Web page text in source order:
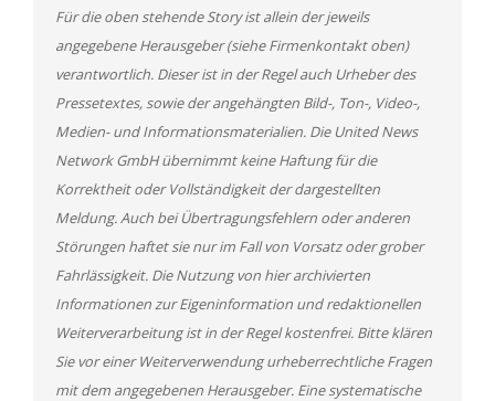
Für die oben stehende Story ist allein der jeweils
angegebene Herausgeber (siehe Firmenkontakt oben)
verantwortlich. Dieser ist in der Regel auch Urheber des
Pressetextes, sowie der angehängten Bild-, Ton-, Video-,
Medien- und Informationsmaterialien. Die United News
Network GmbH übernimmt keine Haftung für die
Korrektheit oder Vollständigkeit der dargestellten
Meldung. Auch bei Übertragungsfehlern oder anderen
Störungen haftet sie nur im Fall von Vorsatz oder grober
Fahrlässigkeit. Die Nutzung von hier archivierten
Informationen zur Eigeninformation und redaktionellen
Weiterverarbeitung ist in der Regel kostenfrei. Bitte klären
Sie vor einer Weiterverwendung urheberrechtliche Fragen
mit dem angegebenen Herausgeber. Eine systematische